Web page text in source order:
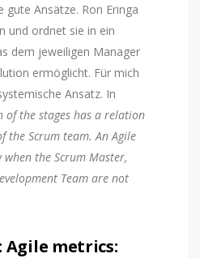
gute Ansätze. Ron Eringa
und ordnet sie in ein
dem jeweiligen Manager
ermöglicht. Für mich
Ansatz. In
of the stages has a relation
the Scrum team. An Agile
the Scrum Master,
Team are not
Agile metrics: